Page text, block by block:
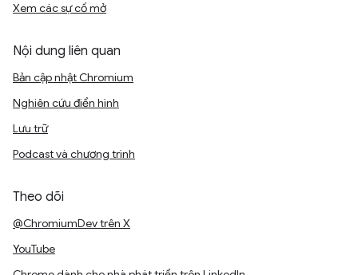
Xem các sự cố mở
Nội dung liên quan
Bản cập nhật Chromium
Nghiên cứu điển hình
Lưu trữ
Podcast và chương trình
Theo dõi
@ChromiumDev trên X
YouTube